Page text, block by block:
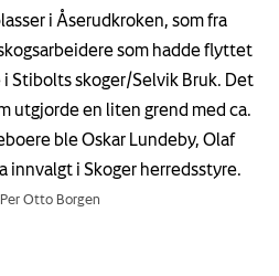
i Åserudkroken, som fra
som hadde flyttet
i Stibolts skoger/Selvik Bruk. Det
utgjorde en liten grend med ca.
ble Oskar Lundeby, Olaf
innvalgt i Skoger herredsstyre.
Otto Borgen